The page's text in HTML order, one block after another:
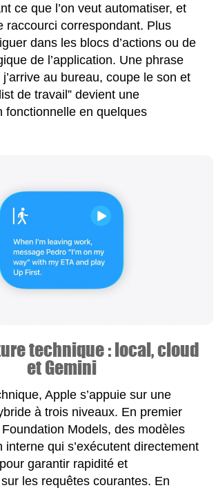
ce que l’on veut automatiser, et
raccourci correspondant. Plus
dans les blocs d’actions ou de
de l’application. Une phrase
j’arrive au bureau, coupe le son et
de travail” devient une
fonctionnelle en quelques
technique : local, cloud
et Gemini
Apple s’appuie sur une
à trois niveaux. En premier
Foundation Models, des modèles
interne qui s’exécutent directement
garantir rapidité et
les requêtes courantes. En